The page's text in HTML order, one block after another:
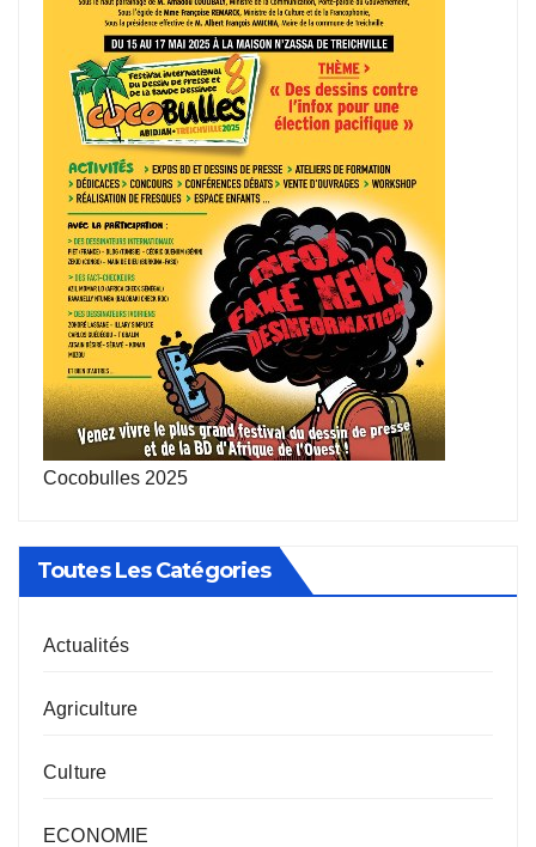
Cocobulles 2025
Toutes Les Catégories
Actualités
Agriculture
Culture
ECONOMIE